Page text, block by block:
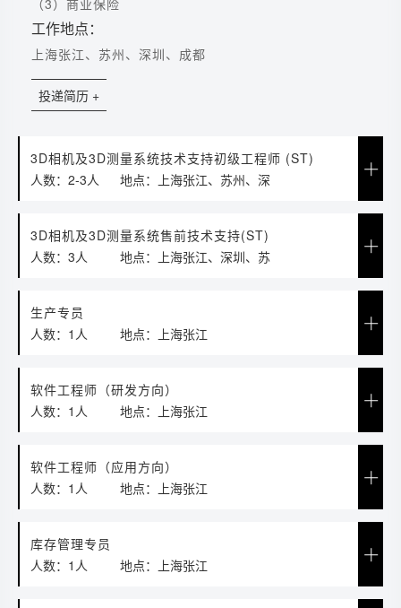
（3）商业保险
工作地点：
上海张江、苏州、深圳、成都
投递简历 +
3D相机及3D测量系统技术支持初级工程师 (ST)
人数：2-3人
地点：上海张江、苏州、深
3D相机及3D测量系统售前技术支持(ST)
人数：3人
地点：上海张江、深圳、苏
生产专员
人数：1人
地点：上海张江
软件工程师（研发方向）
人数：1人
地点：上海张江
软件工程师（应用方向）
人数：1人
地点：上海张江
库存管理专员
人数：1人
地点：上海张江